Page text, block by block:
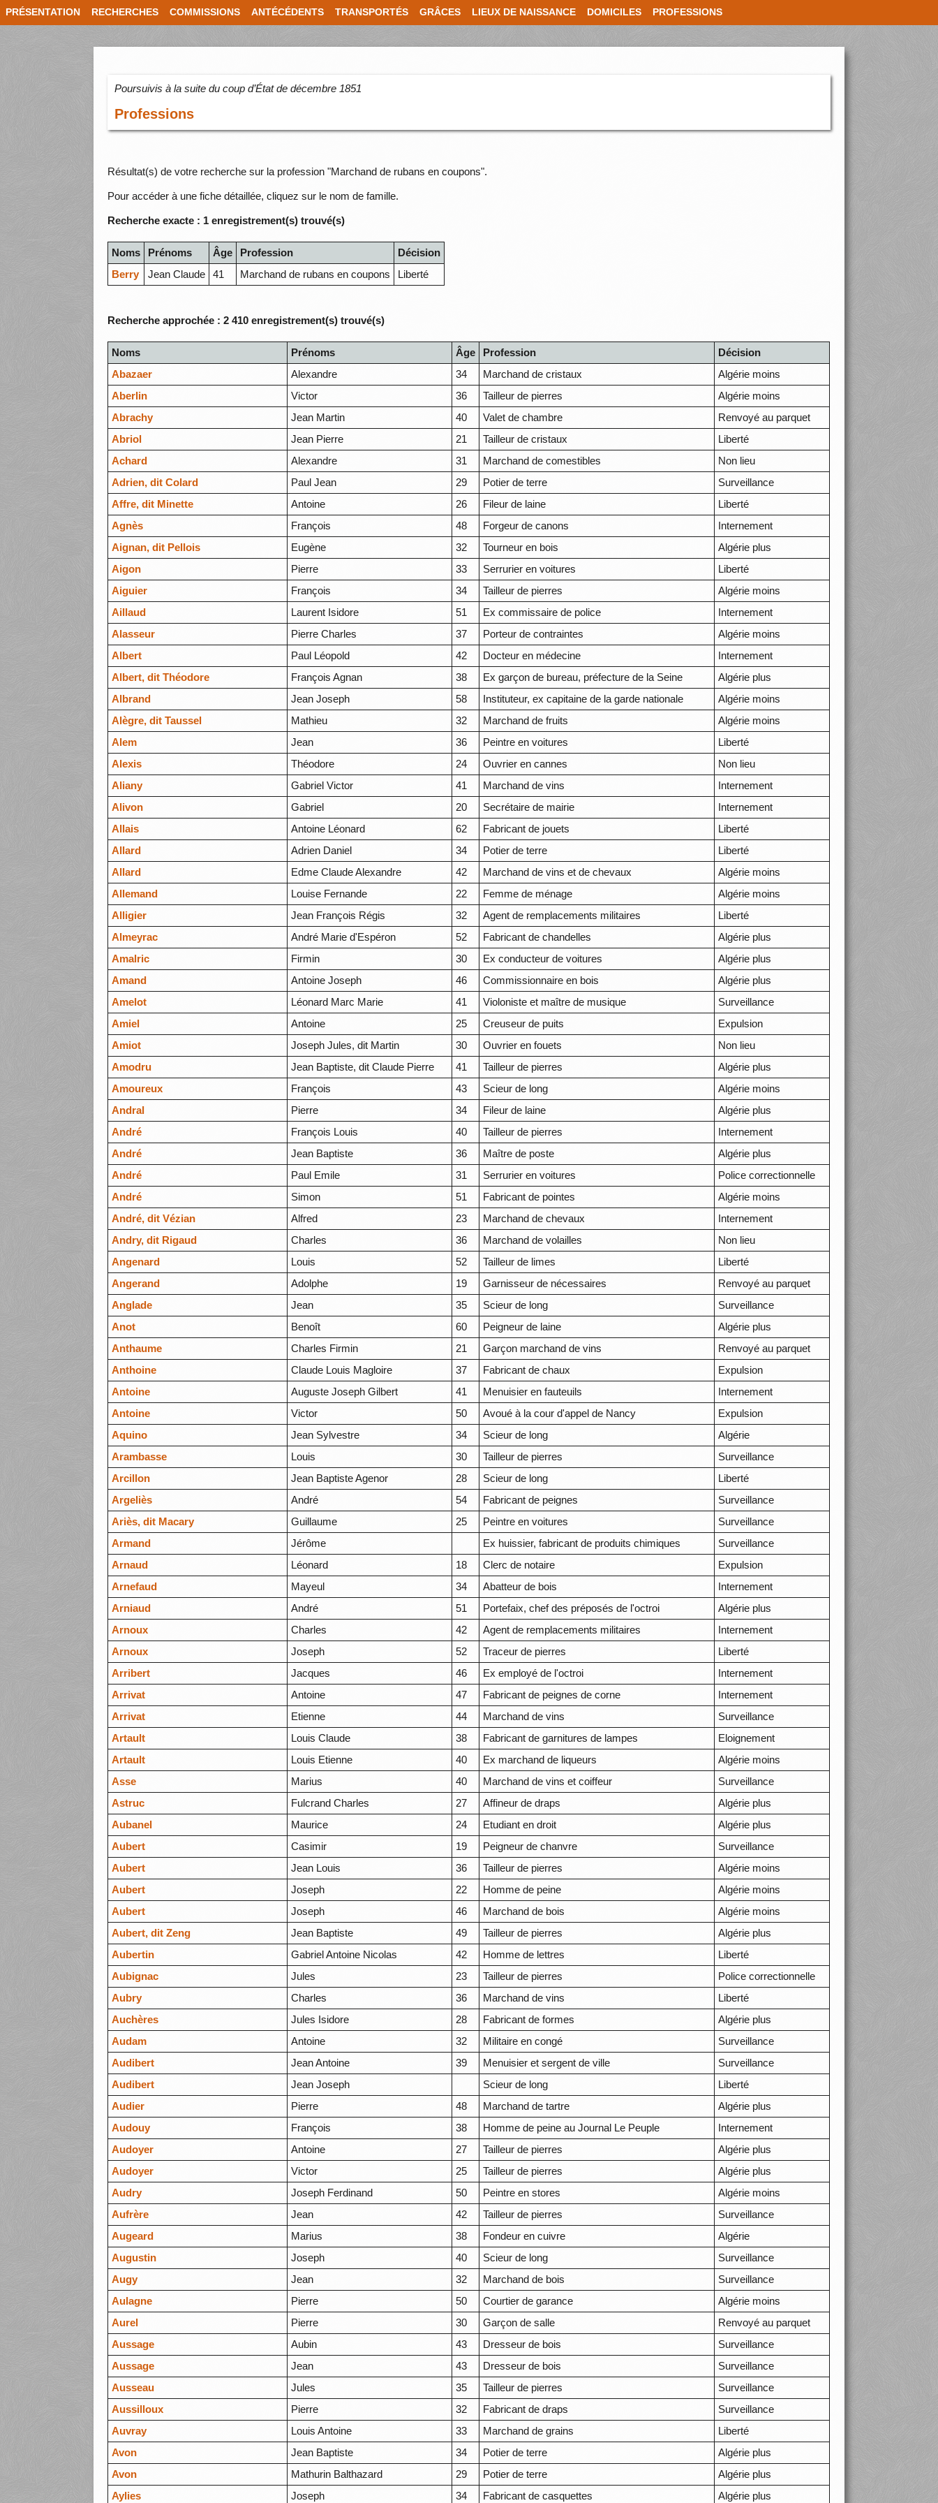
PRÉSENTATION RECHERCHES COMMISSIONS ANTÉCÉDENTS TRANSPORTÉS GRÂCES LIEUX DE NAISSANCE DOMICILES PROFESSIONS
Poursuivis à la suite du coup d’État de décembre 1851
Professions
Résultat(s) de votre recherche sur la profession "Marchand de rubans en coupons".
Pour accéder à une fiche détaillée, cliquez sur le nom de famille.
Recherche exacte : 1 enregistrement(s) trouvé(s)
Noms Prénoms Âge Profession
Décision
Berry
Jean Claude 41 Marchand de rubans en coupons Liberté
Recherche approchée : 2 410 enregistrement(s) trouvé(s)
Noms Prénoms Âge Profession
Décision
Abazaer
Alexandre 34 Marchand de cristaux
Algérie moins
Aberlin
Victor 36 Tailleur de pierres
Algérie moins
Abrachy
Jean Martin 40 Valet de chambre
Renvoyé au parquet
Abriol
Jean Pierre 21 Tailleur de cristaux
Liberté
Achard
Alexandre 31 Marchand de comestibles
Non lieu
Adrien, dit Colard
Paul Jean 29 Potier de terre
Surveillance
Affre, dit Minette
Antoine 26 Fileur de laine
Liberté
Agnès
François 48 Forgeur de canons
Internement
Aignan, dit Pellois
Eugène 32 Tourneur en bois
Algérie plus
Aigon
Pierre 33 Serrurier en voitures
Liberté
Aiguier
François 34 Tailleur de pierres
Algérie moins
Aillaud
Laurent Isidore 51 Ex commissaire de police
Internement
Alasseur
Pierre Charles 37 Porteur de contraintes
Algérie moins
Albert
Paul Léopold 42 Docteur en médecine
Internement
Albert, dit Théodore
François Agnan 38 Ex garçon de bureau, préfecture de la Seine
Algérie plus
Albrand
Jean Joseph 58 Instituteur, ex capitaine de la garde nationale
Algérie moins
Alègre, dit Taussel
Mathieu 32 Marchand de fruits
Algérie moins
Alem
Jean 36 Peintre en voitures
Liberté
Alexis
Théodore 24 Ouvrier en cannes
Non lieu
Aliany
Gabriel Victor 41 Marchand de vins
Internement
Alivon
Gabriel 20 Secrétaire de mairie
Internement
Allais
Antoine Léonard 62 Fabricant de jouets
Liberté
Allard
Adrien Daniel 34 Potier de terre
Liberté
Allard
Edme Claude Alexandre 42 Marchand de vins et de chevaux
Algérie moins
Allemand
Louise Fernande 22 Femme de ménage
Algérie moins
Alligier
Jean François Régis 32 Agent de remplacements militaires
Liberté
Almeyrac
André Marie d'Espéron 52 Fabricant de chandelles
Algérie plus
Amalric
Firmin 30 Ex conducteur de voitures
Algérie plus
Amand
Antoine Joseph 46 Commissionnaire en bois
Algérie plus
Amelot
Léonard Marc Marie 41 Violoniste et maître de musique
Surveillance
Amiel
Antoine 25 Creuseur de puits
Expulsion
Amiot
Joseph Jules, dit Martin 30 Ouvrier en fouets
Non lieu
Amodru
Jean Baptiste, dit Claude Pierre 41 Tailleur de pierres
Algérie plus
Amoureux
François 43 Scieur de long
Algérie moins
Andral
Pierre 34 Fileur de laine
Algérie plus
André
François Louis 40 Tailleur de pierres
Internement
André
Jean Baptiste 36 Maître de poste
Algérie plus
André
Paul Emile 31 Serrurier en voitures
Police correctionnelle
André
Simon 51 Fabricant de pointes
Algérie moins
André, dit Vézian
Alfred 23 Marchand de chevaux
Internement
Andry, dit Rigaud
Charles 36 Marchand de volailles
Non lieu
Angenard
Louis 52 Tailleur de limes
Liberté
Angerand
Adolphe 19 Garnisseur de nécessaires
Renvoyé au parquet
Anglade
Jean 35 Scieur de long
Surveillance
Anot
Benoît 60 Peigneur de laine
Algérie plus
Anthaume
Charles Firmin 21 Garçon marchand de vins
Renvoyé au parquet
Anthoine
Claude Louis Magloire 37 Fabricant de chaux
Expulsion
Antoine
Auguste Joseph Gilbert 41 Menuisier en fauteuils
Internement
Antoine
Victor 50 Avoué à la cour d'appel de Nancy
Expulsion
Aquino
Jean Sylvestre 34 Scieur de long
Algérie
Arambasse
Louis 30 Tailleur de pierres
Surveillance
Arcillon
Jean Baptiste Agenor 28 Scieur de long
Liberté
Argeliès
André 54 Fabricant de peignes
Surveillance
Ariès, dit Macary
Guillaume 25 Peintre en voitures
Surveillance
Armand
Jérôme Ex huissier, fabricant de produits chimiques
Surveillance
Arnaud
Léonard 18 Clerc de notaire
Expulsion
Arnefaud
Mayeul 34 Abatteur de bois
Internement
Arniaud
André 51 Portefaix, chef des préposés de l'octroi
Algérie plus
Arnoux
Charles 42 Agent de remplacements militaires
Internement
Arnoux
Joseph 52 Traceur de pierres
Liberté
Arribert
Jacques 46 Ex employé de l'octroi
Internement
Arrivat
Antoine 47 Fabricant de peignes de corne
Internement
Arrivat
Etienne 44 Marchand de vins
Surveillance
Artault
Louis Claude 38 Fabricant de garnitures de lampes
Eloignement
Artault
Louis Etienne 40 Ex marchand de liqueurs
Algérie moins
Asse
Marius 40 Marchand de vins et coiffeur
Surveillance
Astruc
Fulcrand Charles 27 Affineur de draps
Algérie plus
Aubanel
Maurice 24 Etudiant en droit
Algérie plus
Aubert
Casimir 19 Peigneur de chanvre
Surveillance
Aubert
Jean Louis 36 Tailleur de pierres
Algérie moins
Aubert
Joseph 22 Homme de peine
Algérie moins
Aubert
Joseph 46 Marchand de bois
Algérie moins
Aubert, dit Zeng
Jean Baptiste 49 Tailleur de pierres
Algérie plus
Aubertin
Gabriel Antoine Nicolas 42 Homme de lettres
Liberté
Aubignac
Jules 23 Tailleur de pierres
Police correctionnelle
Aubry
Charles 36 Marchand de vins
Liberté
Auchères
Jules Isidore 28 Fabricant de formes
Algérie plus
Audam
Antoine 32 Militaire en congé
Surveillance
Audibert
Jean Antoine 39 Menuisier et sergent de ville
Surveillance
Audibert
Jean Joseph Scieur de long
Liberté
Audier
Pierre 48 Marchand de tartre
Algérie plus
Audouy
François 38 Homme de peine au Journal Le Peuple
Internement
Audoyer
Antoine 27 Tailleur de pierres
Algérie plus
Audoyer
Victor 25 Tailleur de pierres
Algérie plus
Audry
Joseph Ferdinand 50 Peintre en stores
Algérie moins
Aufrère
Jean 42 Tailleur de pierres
Surveillance
Augeard
Marius 38 Fondeur en cuivre
Algérie
Augustin
Joseph 40 Scieur de long
Surveillance
Augy
Jean 32 Marchand de bois
Surveillance
Aulagne
Pierre 50 Courtier de garance
Algérie moins
Aurel
Pierre 30 Garçon de salle
Renvoyé au parquet
Aussage
Aubin 43 Dresseur de bois
Surveillance
Aussage
Jean 43 Dresseur de bois
Surveillance
Ausseau
Jules 35 Tailleur de pierres
Surveillance
Aussilloux
Pierre 32 Fabricant de draps
Surveillance
Auvray
Louis Antoine 33 Marchand de grains
Liberté
Avon
Jean Baptiste 34 Potier de terre
Algérie plus
Avon
Mathurin Balthazard 29 Potier de terre
Algérie plus
Aylies
Joseph 34 Fabricant de casquettes Algérie plus